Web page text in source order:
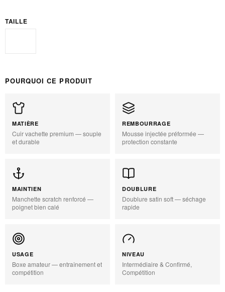
TAILLE
POURQUOI CE PRODUIT
MATIÈRE
Cuir vachette premium — souple
et durable
REMBOURRAGE
Mousse injectée préformée —
protection constante
MAINTIEN
Manchette scratch renforcé —
poignet bien calé
DOUBLURE
Doublure satin soft — séchage
rapide
USAGE
Boxe amateur — entraînement et
compétition
NIVEAU
Intermédiaire & Confirmé,
Compétition